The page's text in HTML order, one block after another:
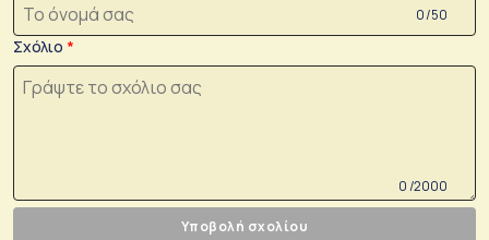
0 /50
Σχόλιο
0 /2000
Υποβολή σχολίου